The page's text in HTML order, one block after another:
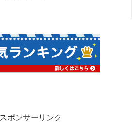
スポンサーリンク